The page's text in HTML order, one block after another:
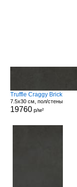
Truffle Craggy Brick
7.5x30 см, пол/стены
19760р/м²